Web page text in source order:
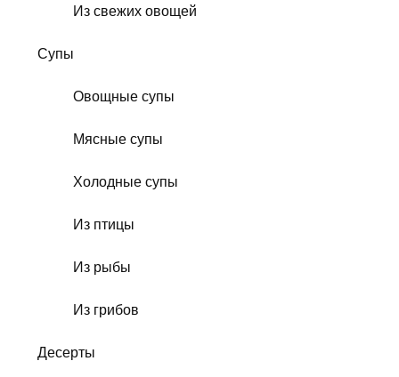
Из свежих овощей
Супы
Овощные супы
Мясные супы
Холодные супы
Из птицы
Из рыбы
Из грибов
Десерты